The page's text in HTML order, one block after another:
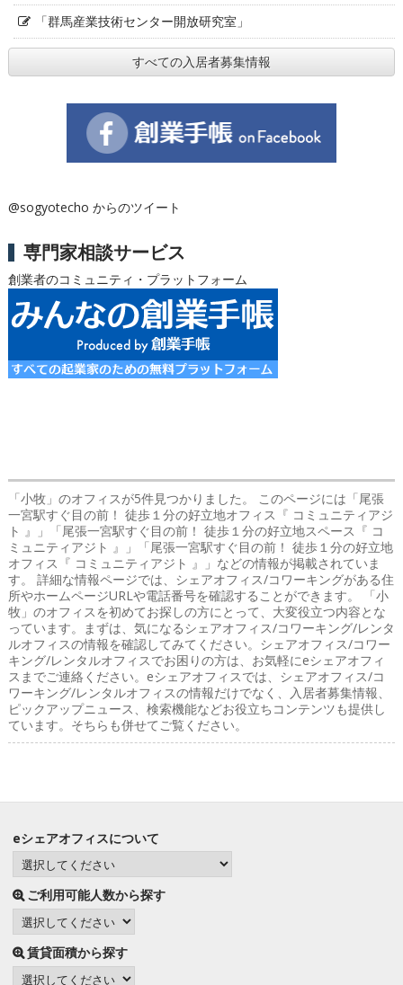
「群馬産業技術センター開放研究室」
すべての入居者募集情報
@sogyotecho からのツイート
専門家相談サービス
創業者のコミュニティ・プラットフォーム
「小牧」のオフィスが5件見つかりました。 このページには「尾張
一宮駅すぐ目の前！ 徒歩１分の好立地オフィス『 コミュニティアジ
ト 』」「尾張一宮駅すぐ目の前！ 徒歩１分の好立地スペース『 コ
ミュニティアジト 』」「尾張一宮駅すぐ目の前！ 徒歩１分の好立地
オフィス『 コミュニティアジト 』」などの情報が掲載されていま
す。 詳細な情報ページでは、シェアオフィス/コワーキングがある住
所やホームページURLや電話番号を確認することができます。 「小
牧」のオフィスを初めてお探しの方にとって、大変役立つ内容とな
っています。まずは、気になるシェアオフィス/コワーキング/レンタ
ルオフィスの情報を確認してみてください。シェアオフィス/コワー
キング/レンタルオフィスでお困りの方は、お気軽にeシェアオフィ
スまでご連絡ください。eシェアオフィスでは、シェアオフィス/コ
ワーキング/レンタルオフィスの情報だけでなく、入居者募集情報、
ピックアップニュース、検索機能などお役立ちコンテンツも提供し
ています。そちらも併せてご覧ください。
eシェアオフィスについて
ご利用可能人数から探す
賃貸面積から探す